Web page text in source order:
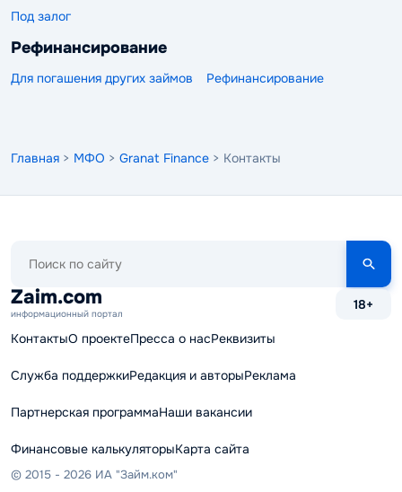
Под залог
Рефинансирование
Для погашения других займов Рефинансирование
Главная > МФО > Granat Finance > Контакты
сайту
Zaim.com
информационный портал
18+
КонтактыО проектеПресса о насРеквизиты
Служба поддержкиРедакция и авторыРеклама
Партнерская программаНаши вакансии
Финансовые калькуляторыКарта сайта
© 2015 - 2026 ИА "Займ.ком"